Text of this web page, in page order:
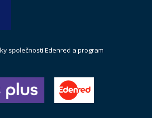
společnosti Edenred a program